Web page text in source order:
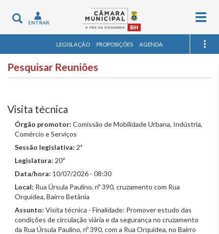
Toggle
navigation
ENTRAR
LEGISLAÇÃO PROPOSIÇÕES AGENDA
Pesquisar Reuniões
Visita técnica
Órgão promotor: Comissão de Mobilidade Urbana, Indústria,
Comércio e Serviços
Sessão legislativa: 2ª
Legislatura: 20ª
Data/hora: 10/07/2026 - 08:30
Local: Rua Úrsula Paulino, nº 390, cruzamento com Rua
Orquídea, Bairro Betânia
Assunto: Visita técnica - Finalidade: Promover estudo das
condições de circulação viária e da segurança no cruzamento
da Rua Úrsula Paulino, nº 390, com a Rua Orquídea, no Bairro